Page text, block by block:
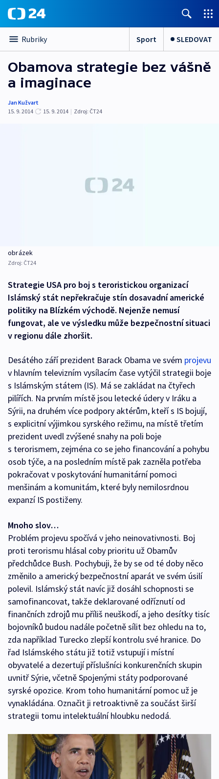
Rubriky Sport SLEDOVAT
Obamova strategie bez vášně
a imaginace
Jan Kužvart
15. 9. 2014
15. 9. 2014 | Zdroj: ČT24
obrázek
Zdroj: ČT24
Strategie USA pro boj s teroristickou organizací
Islámský stát nepřekračuje stín dosavadní americké
politiky na Blízkém východě. Nejenže nemusí
fungovat, ale ve výsledku může bezpečnostní situaci
v regionu dále zhoršit.
Desátého září prezident Barack Obama ve svém projevu
v hlavním televizním vysílacím čase vytýčil strategii boje
s Islámským státem (IS). Má se zakládat na čtyřech
pilířích. Na prvním místě jsou letecké údery v Iráku a
Sýrii, na druhém více podpory aktérům, kteří s IS bojují,
s explicitní výjimkou syrského režimu, na místě třetím
prezident uvedl zvýšené snahy na poli boje
s terorismem, zejména co se jeho financování a pohybu
osob týče, a na posledním místě pak zazněla potřeba
pokračovat v poskytování humanitární pomoci
menšinám a komunitám, které byly nemilosrdnou
expanzí IS postiženy.
Mnoho slov…
Problém projevu spočívá v jeho neinovativnosti. Boj
proti terorismu hlásal coby prioritu už Obamův
předchůdce Bush. Pochybuji, že by se od té doby něco
změnilo a americký bezpečnostní aparát ve svém úsilí
polevil. Islámský stát navíc již dosáhl schopnosti se
samofinancovat, takže deklarované odříznutí od
finančních zdrojů mu příliš neuškodí, a jeho desítky tisíc
bojovníků budou nadále početně sílit bez ohledu na to,
zda například Turecko zlepší kontrolu své hranice. Do
řad Islámského státu již totiž vstupují i místní
obyvatelé a dezertují příslušníci konkurenčních skupin
uvnitř Sýrie, včetně Spojenými státy podporované
syrské opozice. Krom toho humanitární pomoc už je
vynakládána. Označit ji retroaktivně za součást širší
strategii tomu intelektuální hloubku nedodá.